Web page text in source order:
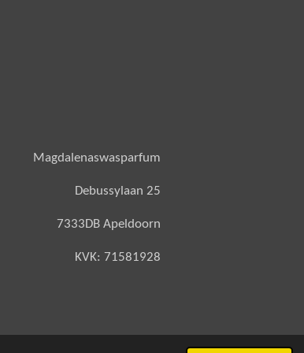
Magdalenaswasparfum
Debussylaan 25
7333DB Apeldoorn
KVK: 71581928